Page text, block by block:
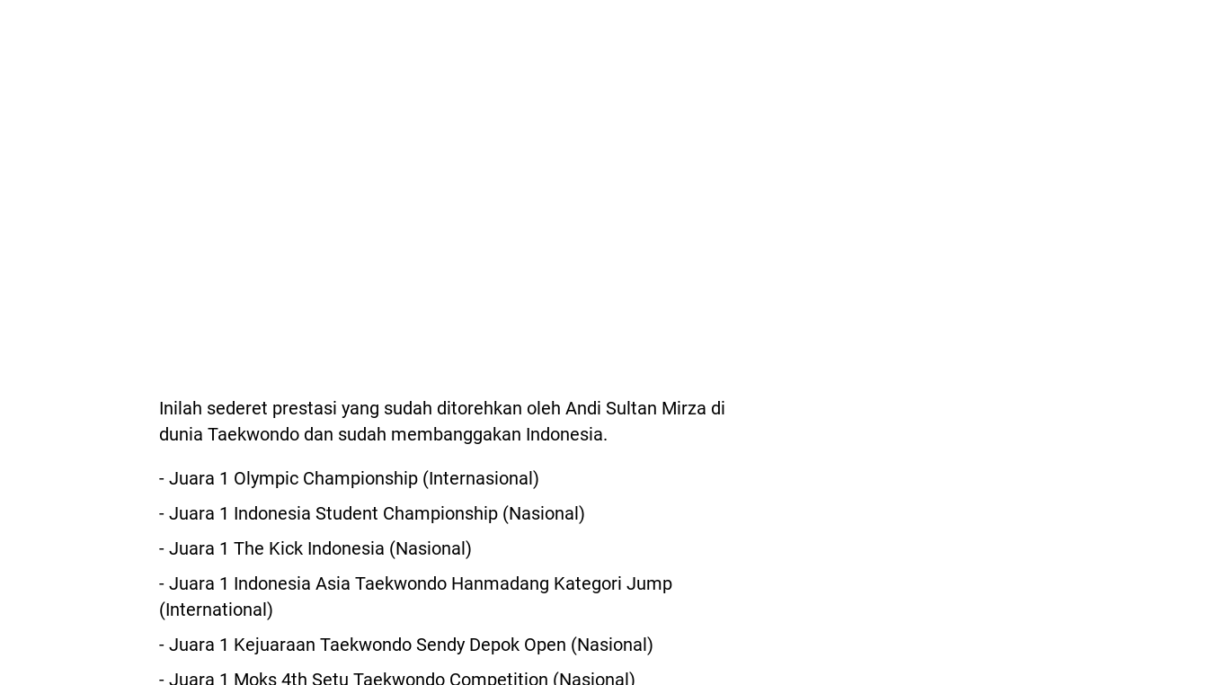
Inilah sederet prestasi yang sudah ditorehkan oleh Andi Sultan Mirza di
dunia Taekwondo dan sudah membanggakan Indonesia.
- Juara 1 Olympic Championship (Internasional)
- Juara 1 Indonesia Student Championship (Nasional)
- Juara 1 The Kick Indonesia (Nasional)
- Juara 1 Indonesia Asia Taekwondo Hanmadang Kategori Jump
(International)
- Juara 1 Kejuaraan Taekwondo Sendy Depok Open (Nasional)
- Juara 1 Moks 4th Setu Taekwondo Competition (Nasional)